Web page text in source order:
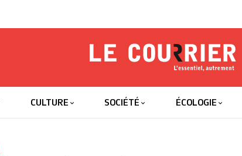
Le
CULTURE SOCIÉTÉ ÉCOLOGIE